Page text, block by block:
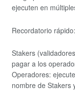
ejecuten en
Recordatorio rápido:
Stakers
pagar a los
Operadores:
nombre de Stakers